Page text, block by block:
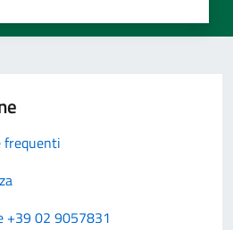
frequenti
+39 02 9057831